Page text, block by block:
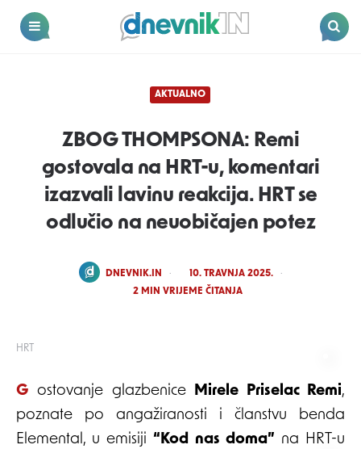
Dnevnik.in
HRT
AKTUALNO
ZBOG THOMPSONA: Remi
gostovala na HRT-u, komentari
izazvali lavinu reakcija. HRT se
odlučio na neuobičajen potez
POSTED
DNEVNIK.IN
10. TRAVNJA 2025.
2 MIN VRIJEME ČITANJA
Gostovanje glazbenice Mirele Priselac Remi,
poznate po angažiranosti i članstvu benda
Elemental, u emisiji“Kod nas doma” na HRT-u